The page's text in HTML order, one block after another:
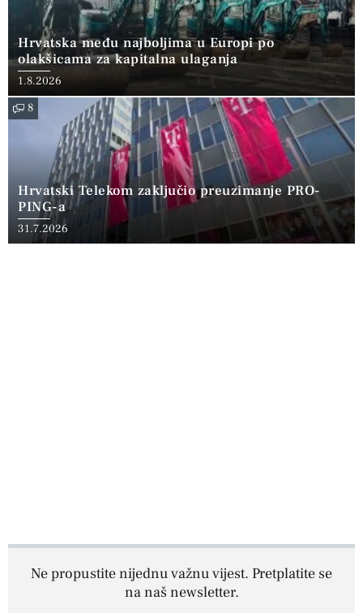
Hrvatska među najboljima u Europi po
olakšicama za kapitalna ulaganja
1.8.2026
8
Hrvatski Telekom zaključio preuzimanje PRO-
PING-a
31.7.2026
Ne propustite nijednu važnu vijest. Pretplatite se
na naš newsletter.